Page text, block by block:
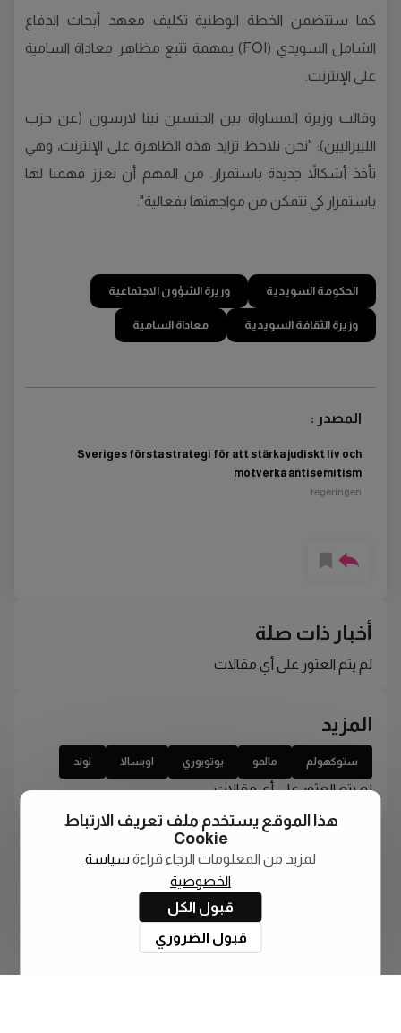
كما ستتضمن الخطة الوطنية تكليف معهد أبحاث الدفاع
الشامل السويدي (FOI) بمهمة تتبع مظاهر معاداة السامية
على الإنترنت.
وقالت وزيرة المساواة بين الجنسين نينا لارسون (عن حزب
الليبراليين): "نحن نلاحظ تزايد هذه الظاهرة على الإنترنت، وهي
تأخذ أشكالاً جديدة باستمرار. من المهم أن نعزز فهمنا لها
باستمرار كي نتمكن من مواجهتها بفعالية".
الحكومة السويدية وزيرة الشؤون الاجتماعية
وزيرة الثقافة السويدية معاداة السامية
المصدر :
Sveriges första strategi för att stärka judiskt liv och
motverka antisemitism
regeringen
أخبار ذات صلة
لم يتم العثور على أي مقالات
المزيد
ستوكهولم مالمو يوتوبوري اوبسالا لوند
لم يتم العثور على أي مقالات
هذا الموقع يستخدم ملف تعريف الارتباط
Cookie
لمزيد من المعلومات الرجاء قراءة سياسة
الخصوصية
قبول الكل
قبول الضروري